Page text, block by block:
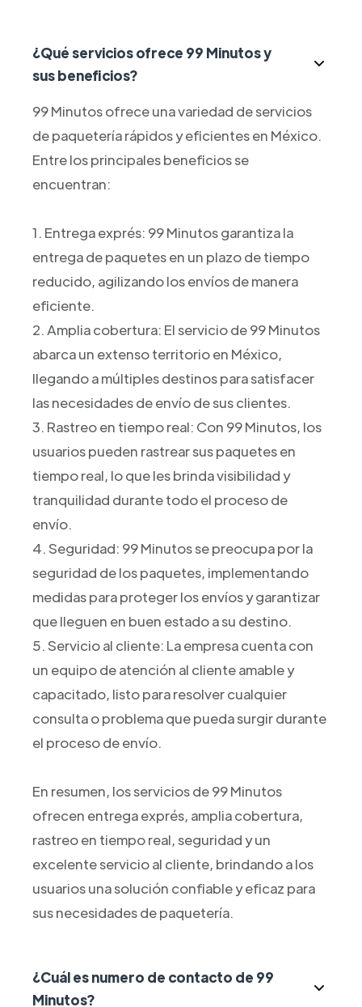
¿Qué servicios ofrece 99 Minutos y
sus beneficios?
99 Minutos ofrece una variedad de servicios
de paquetería rápidos y eficientes en México.
Entre los principales beneficios se
encuentran:
1. Entrega exprés: 99 Minutos garantiza la
entrega de paquetes en un plazo de tiempo
reducido, agilizando los envíos de manera
eficiente.
2. Amplia cobertura: El servicio de 99 Minutos
abarca un extenso territorio en México,
llegando a múltiples destinos para satisfacer
las necesidades de envío de sus clientes.
3. Rastreo en tiempo real: Con 99 Minutos, los
usuarios pueden rastrear sus paquetes en
tiempo real, lo que les brinda visibilidad y
tranquilidad durante todo el proceso de
envío.
4. Seguridad: 99 Minutos se preocupa por la
seguridad de los paquetes, implementando
medidas para proteger los envíos y garantizar
que lleguen en buen estado a su destino.
5. Servicio al cliente: La empresa cuenta con
un equipo de atención al cliente amable y
capacitado, listo para resolver cualquier
consulta o problema que pueda surgir durante
el proceso de envío.
En resumen, los servicios de 99 Minutos
ofrecen entrega exprés, amplia cobertura,
rastreo en tiempo real, seguridad y un
excelente servicio al cliente, brindando a los
usuarios una solución confiable y eficaz para
sus necesidades de paquetería.
¿Cuál es numero de contacto de 99
Minutos?